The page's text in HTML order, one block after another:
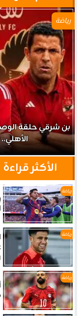
رياضة
بن شرقي حلقة
الأكثر قراءة
رياضة
رياضة
رياضة